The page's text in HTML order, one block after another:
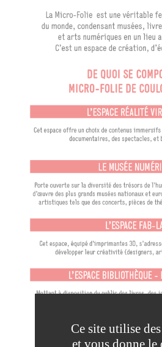
HORAIRES
Ce site utilise
et vous donne le